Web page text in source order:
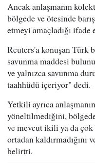
Ancak anlaşmanın
bölgede ve ötesinde
etmeyi amaçladığı ifade
Reuters'a konuşan
savunma maddesi
ve yalnızca savunma
taahhüdü içeriyor" dedi.
Yetkili ayrıca
yöneltilmediğini,
ve mevcut ikili ya da
ortadan kaldırmadığını
belirtti.